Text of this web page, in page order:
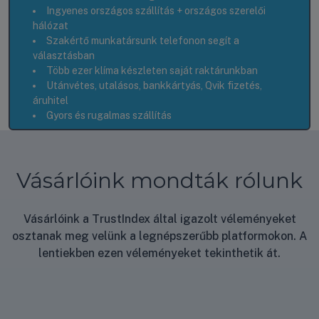
Ingyenes országos szállítás + országos szerelői
hálózat
Szakértő munkatársunk telefonon segít a
választásban
Több ezer klíma készleten saját raktárunkban
Utánvétes, utalásos, bankkártyás, Qvik fizetés,
áruhitel
Gyors és rugalmas szállítás
Vásárlóink mondták rólunk
Vásárlóink a TrustIndex által igazolt véleményeket
osztanak meg velünk a legnépszerűbb platformokon. A
lentiekben ezen véleményeket tekinthetik át.